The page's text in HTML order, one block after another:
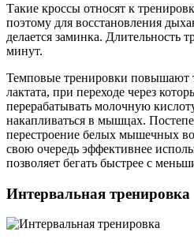
Такие кроссы относят к
поэтому для восстановления
делается заминка. Длительность
минут.
Темповые тренировки повышают
лактата, при переходе через
перерабатывать молочную
накапливаться в мышцах.
перестроение белых мышечных
свою очередь эффективнее
позволяет бегать быстрее с
Интервальная тренировка